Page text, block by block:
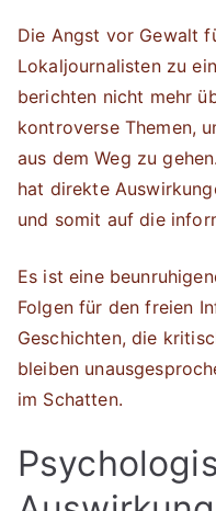
Die Angst vor Gewalt
Lokaljournalisten zu
berichten nicht mehr
kontroverse Themen,
aus dem Weg zu
hat direkte
und somit auf die
Es ist eine
Folgen für den freien
Geschichten, die
bleiben
im Schatten.